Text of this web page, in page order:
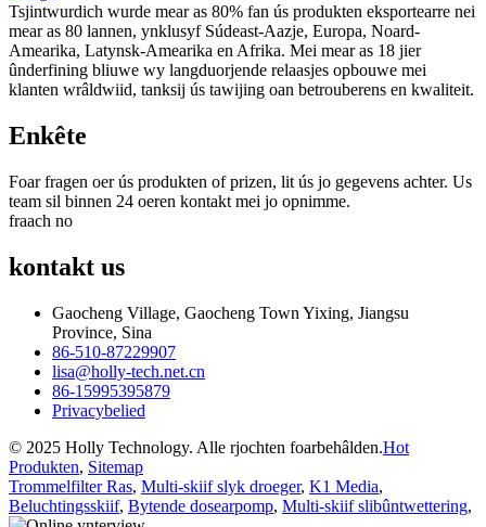
Tsjintwurdich wurde mear as 80% fan ús produkten eksportearre nei
mear as 80 lannen, ynklusyf Súdeast-Aazje, Europa, Noard-
Amearika, Latynsk-Amearika en Afrika. Mei mear as 18 jier
ûnderfining bliuwe wy langduorjende relaasjes opbouwe mei
klanten wrâldwiid, tanksij ús tawijing oan betrouberens en kwaliteit.
Enkête
Foar fragen oer ús produkten of prizen, lit ús jo gegevens achter. Us
team sil binnen 24 oeren kontakt mei jo opnimme.
fraach no
kontakt us
Gaocheng Village, Gaocheng Town Yixing, Jiangsu
Province, Sina
86-510-87229907
lisa@holly-tech.net.cn
86-15995395879
Privacybelied
© 2025 Holly Technology. Alle rjochten foarbehâlden.Hot
Produkten, Sitemap
Trommelfilter Ras, Multi-skiif slyk droeger, K1 Media,
Beluchtingsskiif, Bytende dosearpomp, Multi-skiif slibûntwettering,